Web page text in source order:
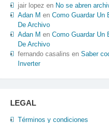
jair lopez en No se abren
Adan M en Como Guardar Un
De Archivo
Adan M en Como Guardar Un
De Archivo
fernando casalins en Saber
Inverter
LEGAL
Términos y condiciones